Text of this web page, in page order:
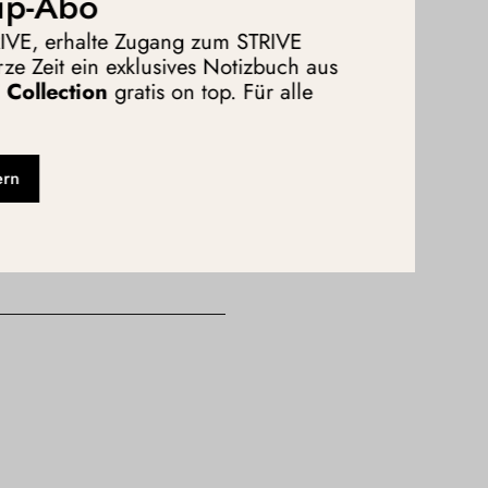
nicht mehr so
hinaus auch
Sie dabei unterstützen!
der Beratung „
erste Führungsrolle und
aus ihrer Erfahrung in
in die erste
erhalte Zugang zum STRIVE
Zeit ein exklusives Notizbuch aus
Collection gratis on top. Für alle